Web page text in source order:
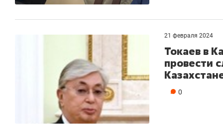
21 февраля 2024
Токаев в
провести
0